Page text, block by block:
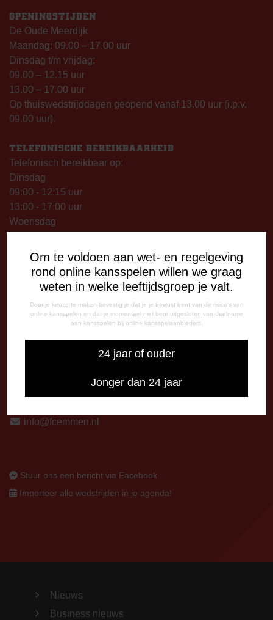
Om te voldoen aan wet- en regelgeving
rond online kansspelen willen we graag
weten in welke leeftijdsgroep je valt.
Door je keuze te maken bevestig je dat je je bewust bent van de risico's van
online kansspelen en dat je momenteel niet bent uitgesloten van deelname
aan kansspelen bij online kansspelaanbieders.
24 jaar of ouder
Jonger dan 24 jaar
OPENINGSTIJDEN
De Oude Meerdijk
Maandag: 09.00 – 17.00 uur
Dinsdag t/m vrijdag:
09.00 – 12.15 uur
13.00 – 17.00 uur
Op thuiswedstrijddagen geopend vanaf 13.00 uur (i.p.v.
09.00 uur).
TELEFONISCHE BEREIKBAARHEID
Telefonisch bereikbaar op:
Dinsdag
09:00 - 12:15 uur
13:00 - 17:00 uur
Woensdag
Vrijdag
09:00 - 12:15 uur
13:00 - 17:00 uur
Op thuiswedstrijddagen bereikbaar vanaf 13:00 - 20:00 uur
CORRESPONDENTIE-ADRES
info@fcemmen.nl
Stuur ons een bericht via Facebook
Importeer alle wedstrijden in je agenda!
Nieuws
Business nieuws